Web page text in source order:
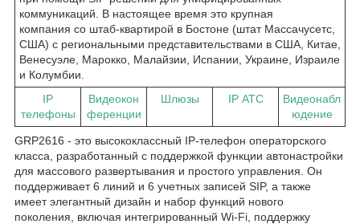
коммуникаций. В настоящее время это крупная
компания со штаб-квартирой в Бостоне (штат Массачусетс,
США) с региональными представительствами в США, Китае,
Венесуэле, Марокко, Малайзии, Испании, Украине, Израиле
и Колумбии.
IP
телефоны
Видеокон
ференции
Шлюзы IP АТС
Видеонабл
юдение
GRP2616 - это высококлассный IP-телефон операторского
класса, разработанный с поддержкой функции автонастройки
для массового развертывания и простого управления. Он
поддерживает 6 линий и 6 учетных записей SIP, а также
имеет элегантный дизайн и набор функций нового
поколения, включая интегрированный Wi-Fi, поддержку